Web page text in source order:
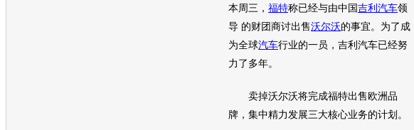
本周三， 福特称已经与由中国 吉利汽车领
导 的财团商讨出售沃尔沃的事宜。为了成
为全球汽车行业的一员， 吉利汽车已经努
力了多年。
卖掉沃尔沃将完成福特出售欧洲品
牌，集中精力发展三大核心业务的计划。